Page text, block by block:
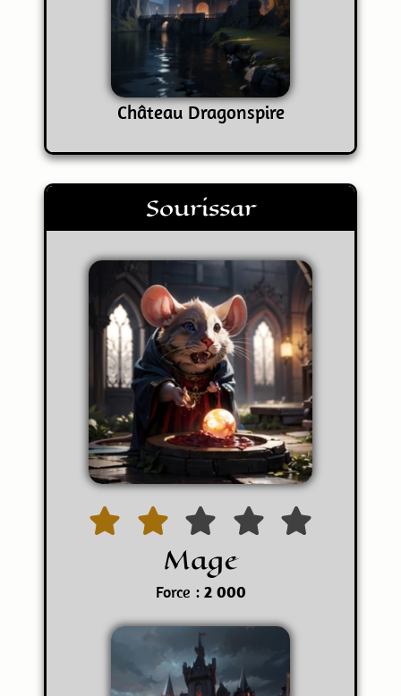
Château Dragonspire
Sourissar
Mage
Force : 2 000